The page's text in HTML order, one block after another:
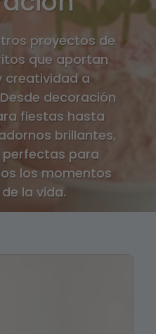
proyectos de
que aportan
creatividad a
decoración
fiestas hasta
brillantes,
para
los momentos
la vida.